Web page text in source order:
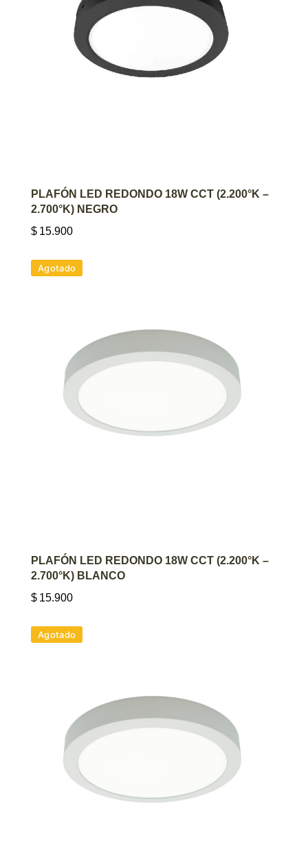
AGREGAR AL CARRITO
PLAFÓN LED REDONDO 18W CCT (2.200°K –
2.700°K) NEGRO
$ 15.900
Agotado
AGREGAR AL CARRITO
PLAFÓN LED REDONDO 18W CCT (2.200°K –
2.700°K) BLANCO
$ 15.900
Agotado